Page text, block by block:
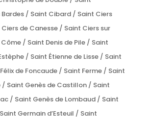
/ Saint Cibard / Saint Ciers
de Canesse / Saint Ciers sur
/ Saint Denis de Pile / Saint
/ Saint Étienne de Lisse / Saint
de Foncaude / Saint Ferme / Saint
/ Saint Genès de Castillon / Saint
/ Saint Genès de Lombaud / Saint
Germain d’Esteuil / Saint